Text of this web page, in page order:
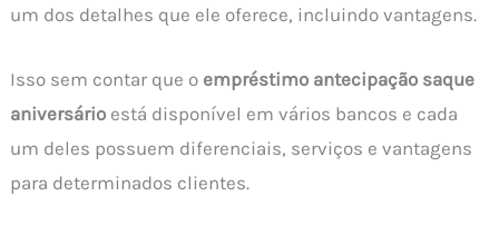
um dos detalhes que ele oferece, incluindo vantagens.
Isso sem contar que o empréstimo antecipação saque
aniversário está disponível em vários bancos e cada
um deles possuem diferenciais, serviços e vantagens
para determinados clientes.